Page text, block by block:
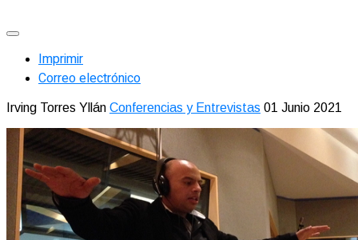
Imprimir
Correo electrónico
Irving Torres Yllán Conferencias y Entrevistas 01 Junio 2021